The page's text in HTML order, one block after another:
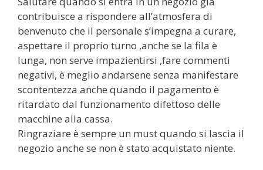
contribuisce a rispondere all’atmosfera di
benvenuto che il personale s’impegna a curare,
aspettare il proprio turno ,anche se la fila è
lunga, non serve impazientirsi ,fare commenti
negativi, è meglio andarsene senza manifestare
scontentezza anche quando il pagamento è
ritardato dal funzionamento difettoso delle
macchine alla cassa.
Ringraziare è sempre un must quando si lascia il
negozio anche se non è stato acquistato niente.